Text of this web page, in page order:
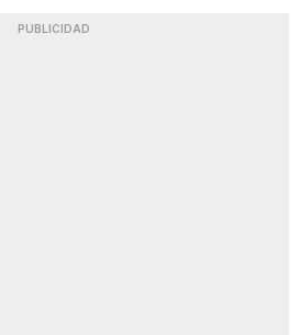
PUBLICIDAD